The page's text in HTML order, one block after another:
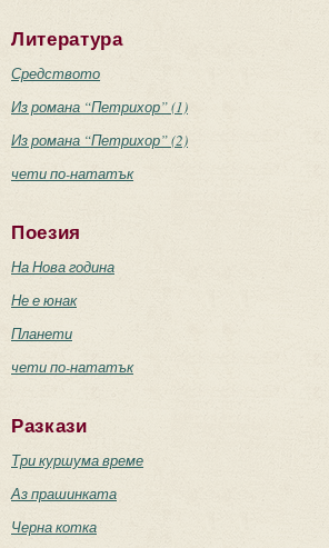
Литература
Средството
Из романа “Петрихор” (1)
Из романа “Петрихор” (2)
чети по-нататък
Поезия
На Нова година
Не е юнак
Планети
чети по-нататък
Разкази
Три куршума време
Аз прашинката
Черна котка